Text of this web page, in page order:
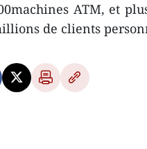
ATM, et
de clients